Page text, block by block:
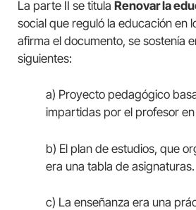
La parte II se titula Renovar la
social que reguló la educación en
afirma el documento, se sostenía
siguientes:
a) Proyecto pedagógico
impartidas por el profesor en
b) El plan de estudios, que
era una tabla de asignaturas.
c) La enseñanza era una